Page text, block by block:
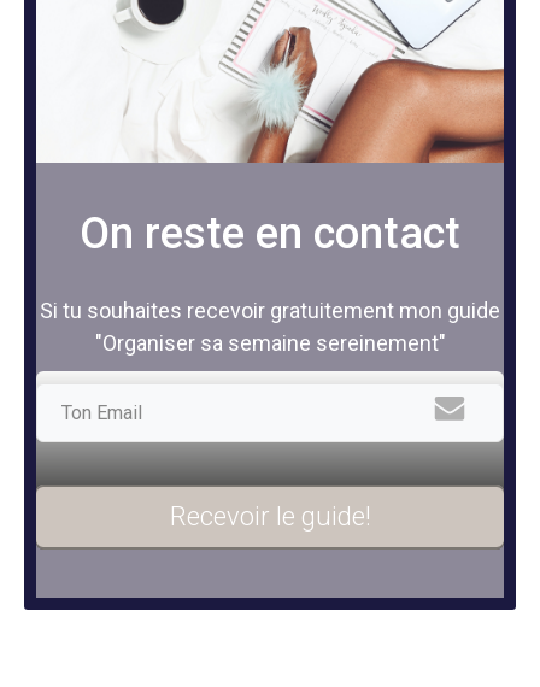
On reste en contact
Si tu souhaites recevoir gratuitement mon guide
"Organiser sa semaine sereinement"
Recevoir le guide!